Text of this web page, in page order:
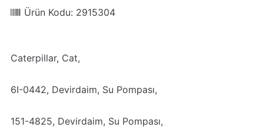
Ürün Kodu: 2915304
Caterpillar, Cat,
6I-0442, Devirdaim, Su Pompası,
151-4825, Devirdaim, Su Pompası,